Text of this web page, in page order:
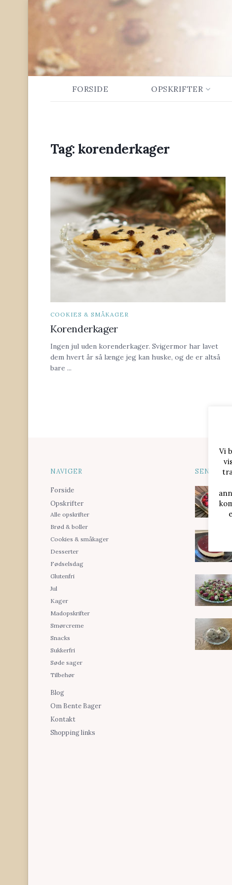
FORSIDE OPSKRIFTER
Tag: korenderkager
COOKIES & SMÅKAGER
Korenderkager
Ingen jul uden korenderkager. Svigermor har lavet
dem hvert år så længe jeg kan huske, og de er altså
bare ...
NAVIGER
Forside
Opskrifter
Alle opskrifter
Brød & boller
Cookies & småkager
Desserter
Fødselsdag
Glutenfri
Jul
Kager
Madopskrifter
Smørcreme
Snacks
Sukkerfri
Søde sager
Tilbehør
Blog
Om Bente Bager
Kontakt
Shopping links
SENESTE
Vi